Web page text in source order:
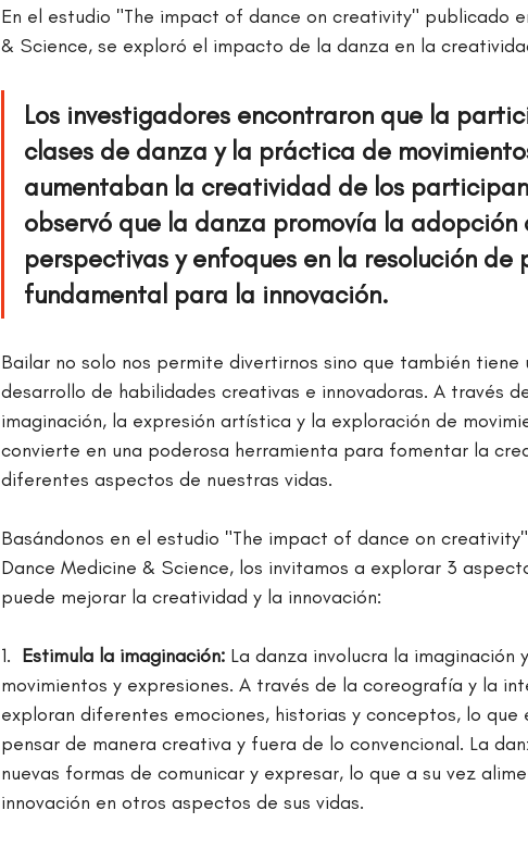
En el estudio "The impact of dance on creativity" publicado
& Science, se exploró el impacto de la danza en la
Los investigadores encontraron que la
clases de danza y la práctica de
aumentaban la creatividad de los
observó que la danza promovía la
perspectivas y enfoques en la resolución de
fundamental para la innovación.
Bailar no solo nos permite divertirnos sino que también
desarrollo de habilidades creativas e innovadoras. A través
imaginación, la expresión artística y la exploración de
convierte en una poderosa herramienta para fomentar la
diferentes aspectos de nuestras vidas.
Basándonos en el estudio "The impact of dance on
Dance Medicine & Science, los invitamos a explorar 3
puede mejorar la creatividad y la innovación:
1. Estimula la imaginación: La danza involucra la imaginación
movimientos y expresiones. A través de la coreografía y la
exploran diferentes emociones, historias y conceptos, lo que
pensar de manera creativa y fuera de lo convencional. La
nuevas formas de comunicar y expresar, lo que a su vez
innovación en otros aspectos de sus vidas.